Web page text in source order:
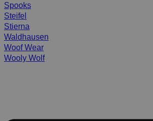
Spooks
Steifel
Stierna
Waldhausen
Woof Wear
Wooly Wolf